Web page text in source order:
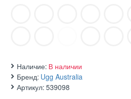
Наличие: В наличии
Бренд: Ugg Australia
Артикул: 539098